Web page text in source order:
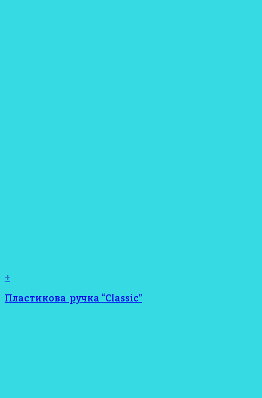
+
Пластикова ручка “Classic”